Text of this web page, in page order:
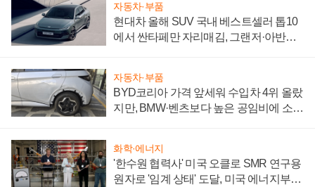
자동차·부품
현대차 올해 SUV 국내 베스트셀러 톱10
에서 싼타페만 자리매김, 그랜저·아반떼
자동차·부품
BYD코리아 가격 앞세워 수입차 4위 올랐
지만, BMW·벤츠보다 높은 공임비에 소비
화학·에너지
'한수원 협력사' 미국 오클로 SMR 연구용
원자로 '임계 상태' 도달, 미국 에너지부